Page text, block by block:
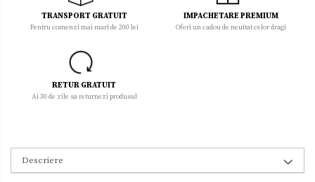
TRANSPORT GRATUIT
Pentru comenzi mai mari de 200 lei
IMPACHETARE PREMIUM
Oferi un cadou de neuitat celor dragi
RETUR GRATUIT
Ai 30 de zile sa returnezi produsul
Descriere